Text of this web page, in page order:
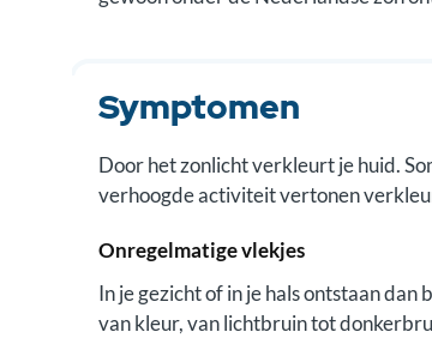
Symptomen
Door het zonlicht verkleurt je huid.
verhoogde activiteit vertonen
Onregelmatige vlekjes
In je gezicht of in je hals ontstaan
van kleur, van lichtbruin tot